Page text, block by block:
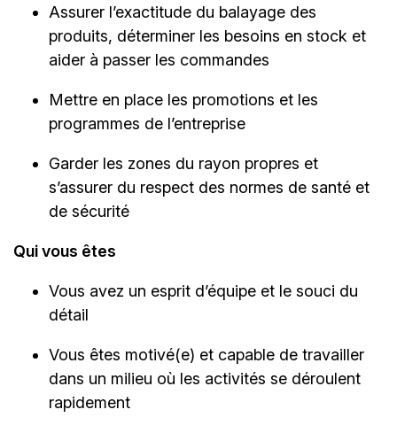
Assurer l’exactitude du balayage des
produits, déterminer les besoins en stock et
aider à passer les commandes
Mettre en place les promotions et les
programmes de l’entreprise
Garder les zones du rayon propres et
s’assurer du respect des normes de santé et
de sécurité
Qui vous êtes
Vous avez un esprit d’équipe et le souci du
détail
Vous êtes motivé(e) et capable de travailler
dans un milieu où les activités se déroulent
rapidement